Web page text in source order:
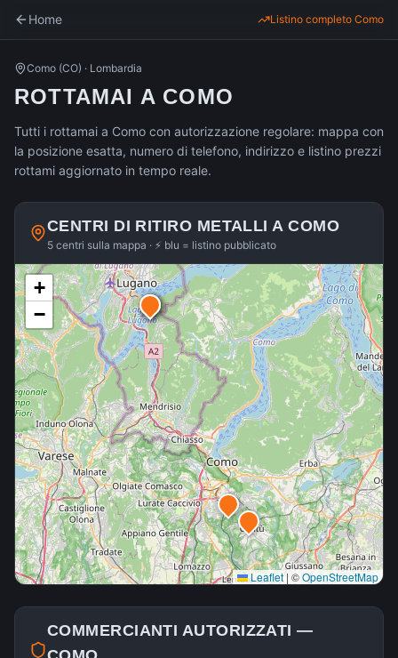
Home Listino completo Como
Como (CO) · Lombardia
ROTTAMAI A COMO
Tutti i rottamai a Como con autorizzazione regolare: mappa con
la posizione esatta, numero di telefono, indirizzo e listino prezzi
rottami aggiornato in tempo reale.
CENTRI DI RITIRO METALLI ACOMO
5 centri sulla mappa · ⚡ blu = listino pubblicato
+
−
Leaflet | ©OpenStreetMap
COMMERCIANTI AUTORIZZATI —